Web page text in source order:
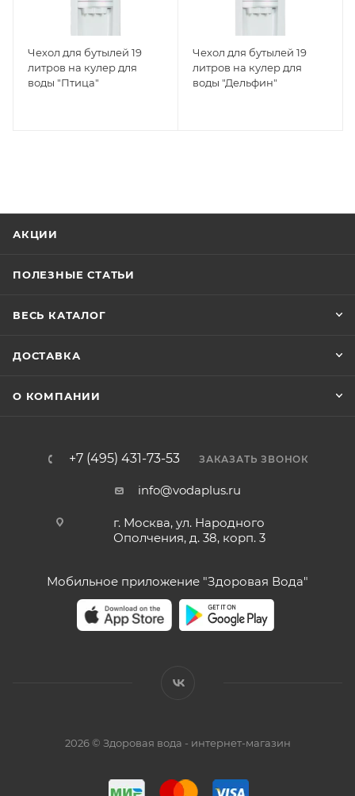
Чехол для бутылей 19
литров на кулер для
воды "Птица"
Чехол для бутылей 19
литров на кулер для
воды "Дельфин"
АКЦИИ
ПОЛЕЗНЫЕ СТАТЬИ
ВЕСЬ КАТАЛОГ
ДОСТАВКА
О КОМПАНИИ
+7 (495) 431-73-53 ЗАКАЗАТЬ ЗВОНОК
info@vodaplus.ru
г. Москва, ул. Народного
Ополчения, д. 38, корп. 3
Мобильное приложение "Здоровая Вода"
2026 © Здоровая вода - интернет-магазин